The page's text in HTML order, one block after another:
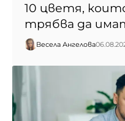
10 цветя,
трябва да
Весела Ангелова